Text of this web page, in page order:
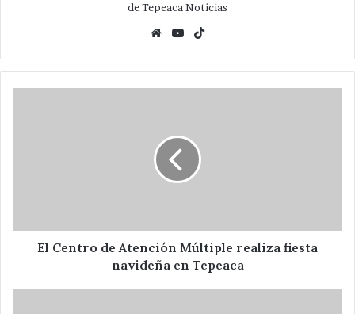
de Tepeaca Noticias
WebsiteYouTube
en
TepeacaEl Centro de Atención Múltiple realiza fiesta
navideña en Tepeaca